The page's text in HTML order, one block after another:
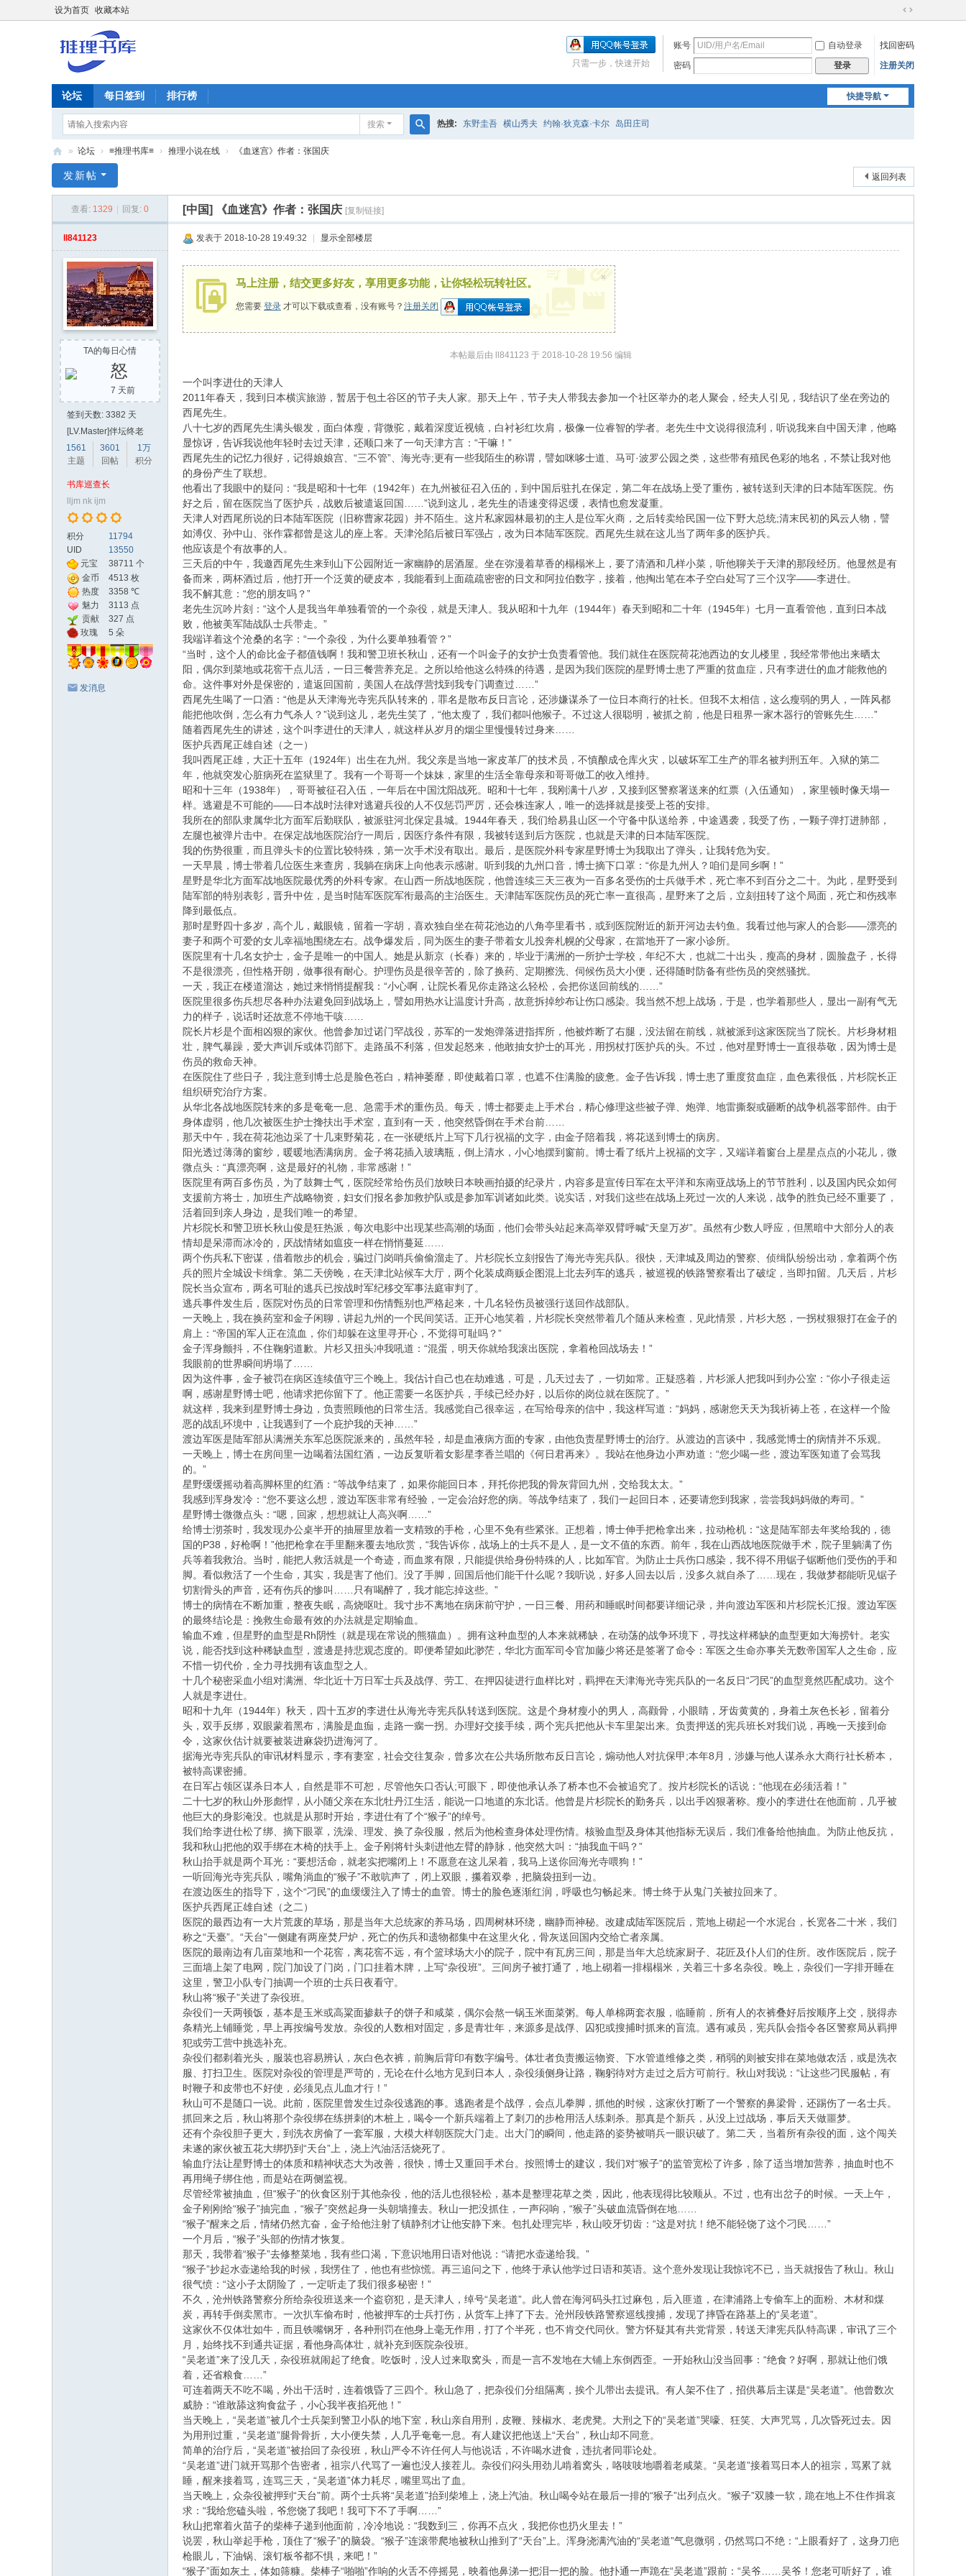
设为首页 收藏本站
切
到
宽
账号 自动登录
找回密码
密码
登录 注册关闭
只需一步，快速开始
快捷导航
论坛 每日签到 排行榜
搜索 热搜: 东野圭吾 横山秀夫 约翰·狄克森·卡尔 岛田庄司
理
» 论坛 › ≡推理书库≡ › 推理小说在线 › 《血迷宫》作者：张国庆
返回列表
发新帖
查看: 1329 回复: 0 [中国] 《血迷宫》作者：张国庆 [复制链接]
ll841123
TA的每日心情
怒
7 天前
签到天数: 3382 天
[LV.Master]伴坛终老
1561
主题
3601
回帖
1万
积分
书库巡查长
lljm nk ijm
积分
11794
UID
13550
元宝
38711 个
金币
4513 枚
热度
3358 ℃
魅力
3113 点
贡献
值
327 点
玫瑰
5 朵
发消息
发表于 2018-10-28 19:49:32 显示全部楼层
马上注册，结交更多好友，享用更多功能，让你轻松玩转社区。
您需要 登录 才可以下载或查看，没有账号？ 注册关闭
×
本帖最后由 ll841123 于 2018-10-28 19:56 编辑
一个叫李进仕的天津人
2011年春天，我到日本横滨旅游，暂居于包土谷区的节子夫人家。那天上午，节子夫人带我去参加一个社区举办的老人聚会，经夫人引见，我结识了坐在旁边的
西尾先生。
八十七岁的西尾先生满头银发，面白体瘦，背微驼，戴着深度近视镜，白衬衫红坎肩，极像一位睿智的学者。老先生中文说得很流利，听说我来自中国天津，他略
显惊讶，告诉我说他年轻时去过天津，还顺口来了一句天津方言：“干嘛！”
西尾先生的记忆力很好，记得娘娘宫、“三不管”、海光寺;更有一些我陌生的称谓，譬如咪哆士道、马可·波罗公园之类，这些带有殖民色彩的地名，不禁让我对他
的身份产生了联想。
他看出了我眼中的疑问：“我是昭和十七年（1942年）在九州被征召入伍的，到中国后驻扎在保定，第二年在战场上受了重伤，被转送到天津的日本陆军医院。伤
好之后，留在医院当了医护兵，战败后被遣返回国……”说到这儿，老先生的语速变得迟缓，表情也愈发凝重。
天津人对西尾所说的日本陆军医院（旧称曹家花园）并不陌生。这片私家园林最初的主人是位军火商，之后转卖给民国一位下野大总统;清末民初的风云人物，譬
如溥仪、孙中山、张作霖都曾是这儿的座上客。天津沦陷后被日军强占，改为日本陆军医院。西尾先生就在这儿当了两年多的医护兵。
他应该是个有故事的人。
三天后的中午，我邀西尾先生来到山下公园附近一家幽静的居酒屋。坐在弥漫着草香的榻榻米上，要了清酒和几样小菜，听他聊关于天津的那段经历。他显然是有
备而来，两杯酒过后，他打开一个泛黄的硬皮本，我能看到上面疏疏密密的日文和阿拉伯数字，接着，他掏出笔在本子空白处写了三个汉字——李进仕。
我不解其意：“您的朋友吗？”
老先生沉吟片刻：“这个人是我当年单独看管的一个杂役，就是天津人。我从昭和十九年（1944年）春天到昭和二十年（1945年）七月一直看管他，直到日本战
败，他被美军陆战队士兵带走。”
我端详着这个沧桑的名字：“一个杂役，为什么要单独看管？”
“当时，这个人的命比金子都值钱啊！我和警卫班长秋山，还有一个叫金子的女护士负责看管他。我们就住在医院荷花池西边的女儿楼里，我经常带他出来晒太
阳，偶尔到菜地或花窖干点儿活，一日三餐营养充足。之所以给他这么特殊的待遇，是因为我们医院的星野博士患了严重的贫血症，只有李进仕的血才能救他的
命。这件事对外是保密的，遣返回国前，美国人在战俘营找到我专门调查过……”
西尾先生喝了一口酒：“他是从天津海光寺宪兵队转来的，罪名是散布反日言论，还涉嫌谋杀了一位日本商行的社长。但我不太相信，这么瘦弱的男人，一阵风都
能把他吹倒，怎么有力气杀人？”说到这儿，老先生笑了，“他太瘦了，我们都叫他猴子。不过这人很聪明，被抓之前，他是日租界一家木器行的管账先生……”
随着西尾先生的讲述，这个叫李进仕的天津人，就这样从岁月的烟尘里慢慢转过身来……
医护兵西尾正雄自述（之一）
我叫西尾正雄，大正十五年（1924年）出生在九州。我父亲是当地一家皮革厂的技术员，不慎酿成仓库火灾，以破坏军工生产的罪名被判刑五年。入狱的第二
年，他就突发心脏病死在监狱里了。我有一个哥哥一个妹妹，家里的生活全靠母亲和哥哥做工的收入维持。
昭和十三年（1938年），哥哥被征召入伍，一年后在中国沈阳战死。昭和十七年，我刚满十八岁，又接到区警察署送来的红票（入伍通知），家里顿时像天塌一
样。逃避是不可能的——日本战时法律对逃避兵役的人不仅惩罚严厉，还会株连家人，唯一的选择就是接受上苍的安排。
我所在的部队隶属华北方面军后勤联队，被派驻河北保定县城。1944年春天，我们给易县山区一个守备中队送给养，中途遇袭，我受了伤，一颗子弹打进肺部，
左腿也被弹片击中。在保定战地医院治疗一周后，因医疗条件有限，我被转送到后方医院，也就是天津的日本陆军医院。
我的伤势很重，而且弹头卡的位置比较特殊，第一次手术没有取出。最后，是医院外科专家星野博士为我取出了弹头，让我转危为安。
一天早晨，博士带着几位医生来查房，我躺在病床上向他表示感谢。听到我的九州口音，博士摘下口罩：“你是九州人？咱们是同乡啊！”
星野是华北方面军战地医院最优秀的外科专家。在山西一所战地医院，他曾连续三天三夜为一百多名受伤的士兵做手术，死亡率不到百分之二十。为此，星野受到
陆军部的特别表彰，晋升中佐，是当时陆军医院军衔最高的主治医生。天津陆军医院伤员的死亡率一直很高，星野来了之后，立刻扭转了这个局面，死亡和伤残率
降到最低点。
那时星野四十多岁，高个儿，戴眼镜，留着一字胡，喜欢独自坐在荷花池边的八角亭里看书，或到医院附近的新开河边去钓鱼。我看过他与家人的合影——漂亮的
妻子和两个可爱的女儿幸福地围绕左右。战争爆发后，同为医生的妻子带着女儿投奔札幌的父母家，在當地开了一家小诊所。
医院里有十几名女护士，金子是唯一的中国人。她是从新京（长春）来的，毕业于满洲的一所护士学校，年纪不大，也就二十出头，瘦高的身材，圆脸盘子，长得
不是很漂亮，但性格开朗，做事很有耐心。护理伤员是很辛苦的，除了换药、定期擦洗、伺候伤员大小便，还得随时防备有些伤员的突然骚扰。
一天，我正在楼道溜达，她过来悄悄提醒我：“小心啊，让院长看见你走路这么轻松，会把你送回前线的……”
医院里很多伤兵想尽各种办法避免回到战场上，譬如用热水让温度计升高，故意拆掉纱布让伤口感染。我当然不想上战场，于是，也学着那些人，显出一副有气无
力的样子，说话时还故意不停地干咳……
院长片杉是个面相凶狠的家伙。他曾参加过诺门罕战役，苏军的一发炮弹落进指挥所，他被炸断了右腿，没法留在前线，就被派到这家医院当了院长。片杉身材粗
壮，脾气暴躁，爱大声训斥或体罚部下。走路虽不利落，但发起怒来，他敢抽女护士的耳光，用拐杖打医护兵的头。不过，他对星野博士一直很恭敬，因为博士是
伤员的救命天神。
在医院住了些日子，我注意到博士总是脸色苍白，精神萎靡，即使戴着口罩，也遮不住满脸的疲惫。金子告诉我，博士患了重度贫血症，血色素很低，片杉院长正
组织研究治疗方案。
从华北各战地医院转来的多是奄奄一息、急需手术的重伤员。每天，博士都要走上手术台，精心修理这些被子弹、炮弹、地雷撕裂或砸断的战争机器零部件。由于
身体虚弱，他几次被医生护士搀扶出手术室，直到有一天，他突然昏倒在手术台前……
那天中午，我在荷花池边采了十几束野菊花，在一张硬纸片上写下几行祝福的文字，由金子陪着我，将花送到博士的病房。
阳光透过薄薄的窗纱，暖暖地洒满病房。金子将花插入玻璃瓶，倒上清水，小心地摆到窗前。博士看了纸片上祝福的文字，又端详着窗台上星星点点的小花儿，微
微点头：“真漂亮啊，这是最好的礼物，非常感谢！”
医院里有两百多伤员，为了鼓舞士气，医院经常给伤员们放映日本映画拍摄的纪录片，内容多是宣传日军在太平洋和东南亚战场上的节节胜利，以及国内民众如何
支援前方将士，加班生产战略物资，妇女们报名参加救护队或是参加军训诸如此类。说实话，对我们这些在战场上死过一次的人来说，战争的胜负已经不重要了，
活着回到亲人身边，是我们唯一的希望。
片杉院长和警卫班长秋山俊是狂热派，每次电影中出现某些高潮的场面，他们会带头站起来高举双臂呼喊“天皇万岁”。虽然有少数人呼应，但黑暗中大部分人的表
情却是呆滞而冰冷的，厌战情绪如瘟疫一样在悄悄蔓延……
两个伤兵私下密谋，借着散步的机会，骗过门岗哨兵偷偷溜走了。片杉院长立刻报告了海光寺宪兵队。很快，天津城及周边的警察、侦缉队纷纷出动，拿着两个伤
兵的照片全城设卡缉拿。第二天傍晚，在天津北站候车大厅，两个化装成商贩企图混上北去列车的逃兵，被巡视的铁路警察看出了破绽，当即扣留。几天后，片杉
院长当众宣布，两名可耻的逃兵已按战时军纪移交军事法庭审判了。
逃兵事件发生后，医院对伤员的日常管理和伤情甄别也严格起来，十几名轻伤员被强行送回作战部队。
一天晚上，我在换药室和金子闲聊，讲起九州的一个民间笑话。正开心地笑着，片杉院长突然带着几个随从来检查，见此情景，片杉大怒，一拐杖狠狠打在金子的
肩上：“帝国的军人正在流血，你们却躲在这里寻开心，不觉得可耻吗？”
金子浑身颤抖，不住鞠躬道歉。片杉又扭头冲我吼道：“混蛋，明天你就给我滚出医院，拿着枪回战场去！”
我眼前的世界瞬间坍塌了……
因为这件事，金子被罚在病区连续值守三个晚上。我估计自己也在劫难逃，可是，几天过去了，一切如常。正疑惑着，片杉派人把我叫到办公室：“你小子很走运
啊，感谢星野博士吧，他请求把你留下了。他正需要一名医护兵，手续已经办好，以后你的岗位就在医院了。”
就这样，我来到星野博士身边，负责照顾他的日常生活。我感觉自己很幸运，在写给母亲的信中，我这样写道：“妈妈，感谢您天天为我祈祷上苍，在这样一个险
恶的战乱环境中，让我遇到了一个庇护我的天神……”
渡边军医是陆军部从满洲关东军总医院派来的，虽然年轻，却是血液病方面的专家，由他负责星野博士的治疗。从渡边的言谈中，我感觉博士的病情并不乐观。
一天晚上，博士在房间里一边喝着法国红酒，一边反复听着女影星李香兰唱的《何日君再来》。我站在他身边小声劝道：“您少喝一些，渡边军医知道了会骂我
的。”
星野缓缓摇动着高脚杯里的红酒：“等战争结束了，如果你能回日本，拜托你把我的骨灰背回九州，交给我太太。”
我感到浑身发冷：“您不要这么想，渡边军医非常有经验，一定会治好您的病。等战争结束了，我们一起回日本，还要请您到我家，尝尝我妈妈做的寿司。”
星野博士微微点头：“嗯，回家，想想就让人高兴啊……”
给博士沏茶时，我发现办公桌半开的抽屉里放着一支精致的手枪，心里不免有些紧张。正想着，博士伸手把枪拿出来，拉动枪机：“这是陆军部去年奖给我的，德
国的P38，好枪啊！”他把枪拿在手里翻来覆去地欣赏，“我告诉你，战场上的士兵不是人，是一文不值的东西。前年，我在山西战地医院做手术，院子里躺满了伤
兵等着我救治。当时，能把人救活就是一个奇迹，而血浆有限，只能提供给身份特殊的人，比如军官。为防止士兵伤口感染，我不得不用锯子锯断他们受伤的手和
脚。看似救活了一个生命，其实，我是害了他们。没了手脚，回国后他们能干什么呢？我听说，好多人回去以后，没多久就自杀了……现在，我做梦都能听见锯子
切割骨头的声音，还有伤兵的惨叫……只有喝醉了，我才能忘掉这些。”
博士的病情在不断加重，整夜失眠，高烧呕吐。我寸步不离地在病床前守护，一日三餐、用药和睡眠时间都要详细记录，并向渡边军医和片杉院长汇报。渡边军医
的最终结论是：挽救生命最有效的办法就是定期输血。
输血不难，但星野的血型是Rh阴性（就是现在常说的熊猫血）。拥有这种血型的人本来就稀缺，在动荡的战争环境下，寻找这样稀缺的血型更如大海捞针。老实
说，能否找到这种稀缺血型，渡邊是持悲观态度的。即便希望如此渺茫，华北方面军司令官加藤少将还是签署了命令：军医之生命亦事关无数帝国军人之生命，应
不惜一切代价，全力寻找拥有该血型之人。
十几个秘密采血小组对满洲、华北近十万日军士兵及战俘、劳工、在押囚徒进行血样比对，羁押在天津海光寺宪兵队的一名反日“刁民”的血型竟然匹配成功。这个
人就是李进仕。
昭和十九年（1944年）秋天，四十五岁的李进仕从海光寺宪兵队转送到医院。这是个身材瘦小的男人，高颧骨，小眼睛，牙齿黄黄的，身着土灰色长衫，留着分
头，双手反绑，双眼蒙着黑布，满脸是血痂，走路一瘸一拐。办理好交接手续，两个宪兵把他从卡车里架出来。负责押送的宪兵班长对我们说，再晚一天接到命
令，这家伙估计就要被装进麻袋扔进海河了。
据海光寺宪兵队的审讯材料显示，李有妻室，社会交往复杂，曾多次在公共场所散布反日言论，煽动他人对抗保甲;本年8月，涉嫌与他人谋杀永大商行社长桥本，
被特高课密捕。
在日军占领区谋杀日本人，自然是罪不可恕，尽管他矢口否认;可眼下，即使他承认杀了桥本也不会被追究了。按片杉院长的话说：“他现在必须活着！”
二十七岁的秋山外形彪悍，从小随父亲在东北牡丹江生活，能说一口地道的东北话。他曾是片杉院长的勤务兵，以出手凶狠著称。瘦小的李进仕在他面前，几乎被
他巨大的身影淹没。也就是从那时开始，李进仕有了个“猴子”的绰号。
我们给李进仕松了绑、摘下眼罩，洗澡、理发、换了杂役服，然后为他检查身体处理伤情。核验血型及身体其他指标无误后，我们准备给他抽血。为防止他反抗，
我和秋山把他的双手绑在木椅的扶手上。金子刚将针头刺进他左臂的静脉，他突然大叫：“抽我血干吗？”
秋山抬手就是两个耳光：“要想活命，就老实把嘴闭上！不愿意在这儿呆着，我马上送你回海光寺喂狗！”
一听回海光寺宪兵队，嘴角淌血的“猴子”不敢吭声了，闭上双眼，攥着双拳，把脑袋扭到一边。
在渡边医生的指导下，这个“刁民”的血缓缓注入了博士的血管。博士的脸色逐渐红润，呼吸也匀畅起来。博士终于从鬼门关被拉回来了。
医护兵西尾正雄自述（之二）
医院的最西边有一大片荒废的草场，那是当年大总统家的养马场，四周树林环绕，幽静而神秘。改建成陆军医院后，荒地上砌起一个水泥台，长宽各二十米，我们
称之“天臺”。“天台”一侧建有两座焚尸炉，死亡的伤兵和遗物都集中在这里火化，骨灰送回国内交给亡者亲属。
医院的最南边有几亩菜地和一个花窖，离花窖不远，有个篮球场大小的院子，院中有瓦房三间，那是当年大总统家厨子、花匠及仆人们的住所。改作医院后，院子
三面墙上架了电网，院门加设了门岗，门口挂着木牌，上写“杂役班”。三间房子被打通了，地上砌着一排榻榻米，关着三十多名杂役。晚上，杂役们一字排开睡在
这里，警卫小队专门抽调一个班的士兵日夜看守。
秋山将“猴子”关进了杂役班。
杂役们一天两顿饭，基本是玉米或高粱面掺麸子的饼子和咸菜，偶尔会熬一锅玉米面菜粥。每人单棉两套衣服，临睡前，所有人的衣裤叠好后按顺序上交，脱得赤
条精光上铺睡觉，早上再按编号发放。杂役的人数相对固定，多是青壮年，来源多是战俘、囚犯或搜捕时抓来的盲流。遇有减员，宪兵队会指令各区警察局从羁押
犯或劳工营中挑选补充。
杂役们都剃着光头，服装也容易辨认，灰白色衣裤，前胸后背印有数字编号。体壮者负责搬运物资、下水管道维修之类，稍弱的则被安排在菜地做农活，或是洗衣
服、打扫卫生。医院对杂役的管理是严苛的，无论在什么地方见到日本人，杂役须侧身让路，鞠躬待对方走过之后方可前行。秋山对我说：“让这些刁民服帖，有
时鞭子和皮带也不好使，必须见点儿血才行！”
秋山可不是随口一说。此前，医院里曾发生过杂役逃跑的事。逃跑者是个战俘，会点儿拳脚，抓他的时候，这家伙打断了一个警察的鼻梁骨，还踢伤了一名士兵。
抓回来之后，秋山将那个杂役绑在练拼刺的木桩上，喝令一个新兵端着上了刺刀的步枪用活人练刺杀。那真是个新兵，从没上过战场，事后天天做噩梦。
还有个杂役胆子更大，到洗衣房偷了一套军服，大模大样朝医院大门走。出大门的瞬间，他走路的姿势被哨兵一眼识破了。第二天，当着所有杂役的面，这个闯关
未遂的家伙被五花大绑扔到“天台”上，浇上汽油活活烧死了。
输血疗法让星野博士的体质和精神状态大为改善，很快，博士又重回手术台。按照博士的建议，我们对“猴子”的监管宽松了许多，除了适当增加营养，抽血时也不
再用绳子绑住他，而是站在两侧监视。
尽管经常被抽血，但“猴子”的伙食区别于其他杂役，他的活儿也很轻松，基本是整理花草之类，因此，他表现得比较顺从。不过，也有出岔子的时候。一天上午，
金子刚刚给“猴子”抽完血，“猴子”突然起身一头朝墙撞去。秋山一把没抓住，一声闷响，“猴子”头破血流昏倒在地……
“猴子”醒来之后，情绪仍然亢奋，金子给他注射了镇静剂才让他安静下来。包扎处理完毕，秋山咬牙切齿：“这是对抗！绝不能轻饶了这个刁民……”
一个月后，“猴子”头部的伤情才恢复。
那天，我带着“猴子”去修整菜地，我有些口渴，下意识地用日语对他说：“请把水壶递给我。”
“猴子”抄起水壶递给我的时候，我愣住了，他也有些惊慌。再三追问之下，他终于承认他学过日语和英语。这个意外发现让我惊诧不已，当天就报告了秋山。秋山
很气愤：“这小子太阴险了，一定听走了我们很多秘密！”
不久，沧州铁路警察分所给杂役班送来一个盗窃犯，是天津人，绰号“吴老道”。此人曾在海河码头扛过麻包，后入匪道，在津浦路上专偷车上的面粉、木材和煤
炭，再转手倒卖黑市。一次扒车偷布时，他被押车的士兵打伤，从货车上摔了下去。沧州段铁路警察巡线搜捕，发现了摔昏在路基上的“吴老道”。
这家伙不仅体壮如牛，而且铁嘴钢牙，各种刑罚在他身上毫无作用，打了个半死，也不肯交代同伙。警方怀疑其有共党背景，转送天津宪兵队特高课，审讯了三个
月，始终找不到通共证据，看他身高体壮，就补充到医院杂役班。
“吴老道”来了没几天，杂役班就闹起了绝食。吃饭时，没人过来取窝头，而是一言不发地在大铺上东倒西歪。一开始秋山没当回事：“绝食？好啊，那就让他们饿
着，还省粮食……”
可连着两天不吃不喝，外出干活时，连着饿昏了三四个。秋山急了，把杂役们分组隔离，挨个儿带出去提讯。有人架不住了，招供幕后主谋是“吴老道”。他曾数次
威胁：“谁敢舔这狗食盆子，小心我半夜掐死他！”
当天晚上，“吴老道”被几个士兵架到警卫小队的地下室，秋山亲自用刑，皮鞭、辣椒水、老虎凳。大刑之下的“吴老道”哭嚎、狂笑、大声咒骂，几次昏死过去。因
为用刑过重，“吴老道”腿骨骨折，大小便失禁，人几乎奄奄一息。有人建议把他送上“天台”，秋山却不同意。
简单的治疗后，“吴老道”被抬回了杂役班，秋山严令不许任何人与他说话，不许喝水进食，违抗者同罪论处。
“吴老道”进门就开骂那个告密者，祖宗八代骂了一遍也没人接茬儿。杂役们闷头用劲儿啃着窝头，咯吱吱地嚼着老咸菜。“吴老道”接着骂日本人的祖宗，骂累了就
睡，醒来接着骂，连骂三天，“吴老道”体力耗尽，嘴里骂出了血。
当天晚上，众杂役被押到“天台”前。两个士兵将“吴老道”抬到柴堆上，浇上汽油。秋山喝令站在最后一排的“猴子”出列点火。“猴子”双膝一软，跪在地上不住作揖哀
求：“我给您磕头啦，爷您饶了我吧！我可下不了手啊……”
秋山把窜着火苗子的柴棒子递到他面前，冷冷地说：“我数到三，你再不点火，我把你也扔火里去！”
说罢，秋山举起手枪，顶住了“猴子”的脑袋。“猴子”连滚带爬地被秋山推到了“天台”上。浑身浇满汽油的“吴老道”气息微弱，仍然骂口不绝：“上眼看好了，这身刀疤
枪眼儿，下油锅、滚钉板爷都不惧，来吧！”
“猴子”面如灰土，体如筛糠。柴棒子“啪啪”作响的火舌不停摇晃，映着他鼻涕一把泪一把的脸。他扑通一声跪在“吴老道”跟前：“吴爷……吴爷！您老可听好了，谁